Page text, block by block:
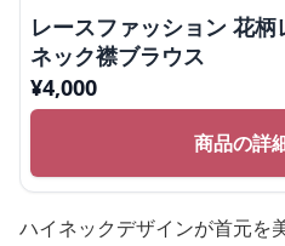
レースファッション 花
ネック襟ブラウス
¥4,000
商品の詳
ハイネックデザインが首元を